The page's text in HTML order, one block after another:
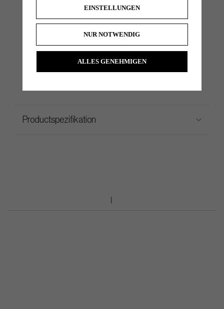
Lamkin Sink Fit Straight - Jumbo Grip
Productspezifikation
EINSTELLUNGEN
NUR NOTWENDIG
ALLES GENEHMIGEN